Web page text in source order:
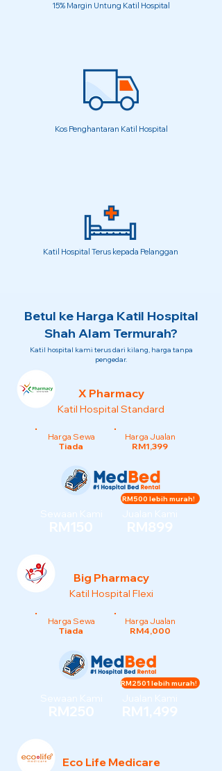
15% Margin Untung Katil Hospital
Kos Penghantaran Katil Hospital
Katil Hospital Terus kepada Pelanggan
Betul ke Harga Katil Hospital
Shah Alam Termurah?
Katil hospital kami terus dari kilang, harga tanpa
pengedar.
X Pharmacy
Katil Hospital Standard
Harga Sewa
Tiada
Harga Jualan
RM1,399
Sewaan Kami
RM150
Jualan Kami
RM899
RM500 lebih murah!
Big Pharmacy
Katil Hospital Flexi
Harga Sewa
Tiada
Harga Jualan
RM4,000
Sewaan Kami
RM250
Jualan Kami
RM1,499
RM2501 lebih murah!
Eco Life Medicare